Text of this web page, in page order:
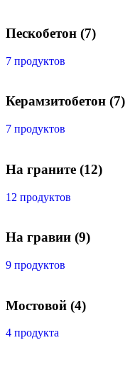
Пескобетон (7)
7 продуктов
Керамзитобетон (7)
7 продуктов
На граните (12)
12 продуктов
На гравии (9)
9 продуктов
Мостовой (4)
4 продукта